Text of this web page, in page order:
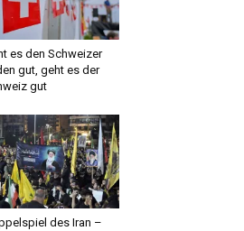
es den Schweizer
gut, geht es der
gut
des Iran –